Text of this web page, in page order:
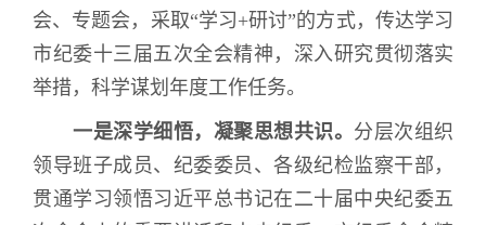
会、专题会，采取“学习+研讨”的方式，传达学习
市纪委十三届五次全会精神，深入研究贯彻落实
举措，科学谋划年度工作任务。
一是深学细悟，凝聚思想共识。 分层次组织
领导班子成员、纪委委员、各级纪检监察干部，
贯通学习领悟习近平总书记在二十届中央纪委五